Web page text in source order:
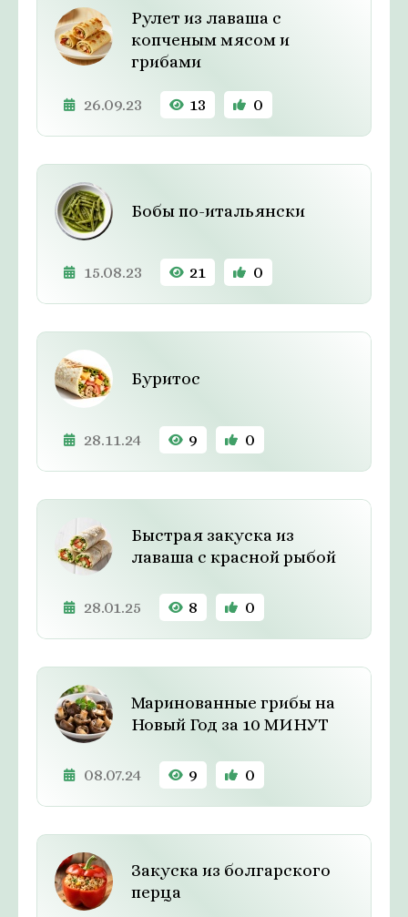
Рулет из лаваша с
копченым мясом и
грибами
26.09.23 13 0
Бобы по-итальянски
15.08.23 21 0
Буритос
28.11.24 9 0
Быстрая закуска из
лаваша с красной рыбой
28.01.25 8 0
Маринованные грибы на
Новый Год за 10 МИНУТ
08.07.24 9 0
Закуска из болгарского
перца